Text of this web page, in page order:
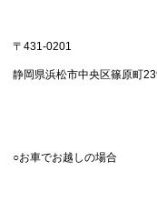
〒431-0201
静岡県浜松市中央区篠原町
○お車でお越しの場合